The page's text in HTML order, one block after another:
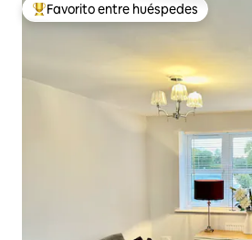
De los mejores en Favorito entre
Favorito entre huéspedes